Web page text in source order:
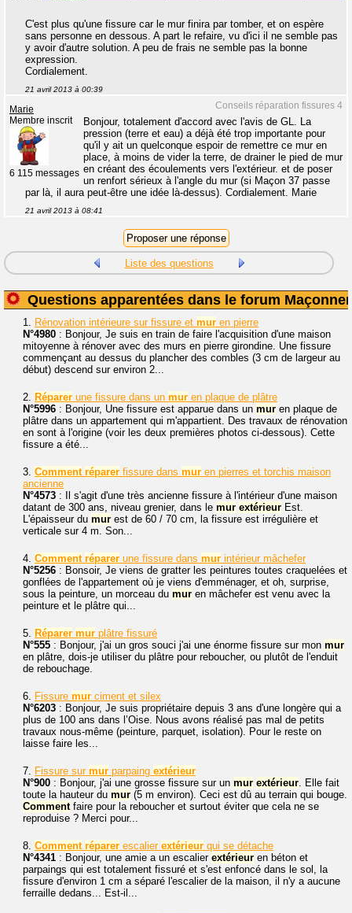
C'est plus qu'une fissure car le mur finira par tomber, et on espère
sans personne en dessous. A part le refaire, vu d'ici il ne semble pas
y avoir d'autre solution. A peu de frais ne semble pas la bonne
expression.
Cordialement.
21 avril 2013 à 00:39
Conseils réparation fissures 4
Marie
Membre inscrit
6 115 messages
Bonjour, totalement d'accord avec l'avis de GL. La
pression (terre et eau) a déjà été trop importante pour
qu'il y ait un quelconque espoir de remettre ce mur en
place, à moins de vider la terre, de drainer le pied de mur
en créant des écoulements vers l'extérieur. et de poser
un renfort sérieux à l'angle du mur (si Maçon 37 passe
par là, il aura peut-être une idée là-dessus). Cordialement. Marie
21 avril 2013 à 08:41
Liste des questions
Questions apparentées dans le forum
1. Rénovation intérieure sur fissure et mur en pierre
N°4980 : Bonjour, Je suis en train de faire l'acquisition d'une maison
mitoyenne à rénover avec des murs en pierre girondine. Une fissure
commençant au dessus du plancher des combles (3 cm de largeur au
début) descend sur environ 2...
2. Réparer une fissure dans un mur en plaque de plâtre
N°5996 : Bonjour, Une fissure est apparue dans un mur en plaque de
plâtre dans un appartement qui m'appartient. Des travaux de rénovation
en sont à l'origine (voir les deux premières photos ci-dessous). Cette
fissure a été...
3. Comment réparer fissure dans mur en pierres et torchis maison
ancienne
N°4573 : Il s'agit d'une très ancienne fissure à l'intérieur d'une maison
datant de 300 ans, niveau grenier, dans le mur extérieur Est.
L'épaisseur du mur est de 60 / 70 cm, la fissure est irrégulière et
verticale sur 4 m. Son...
4. Comment réparer une fissure dans mur intérieur mâchefer
N°5256 : Bonsoir, Je viens de gratter les peintures toutes craquelées et
gonflées de l'appartement où je viens d'emménager, et oh, surprise,
sous la peinture, un morceau du mur en mâchefer est venu avec la
peinture et le plâtre qui...
5. Réparer mur plâtre fissuré
N°555 : Bonjour, j'ai un gros souci j'ai une énorme fissure sur mon mur
en plâtre, dois-je utiliser du plâtre pour reboucher, ou plutôt de l'enduit
de rebouchage.
6. Fissure mur ciment et silex
N°6203 : Bonjour, Je suis propriétaire depuis 3 ans d'une longère qui a
plus de 100 ans dans l’Oise. Nous avons réalisé pas mal de petits
travaux nous-même (peinture, parquet, isolation). Pour le reste on
laisse faire les...
7. Fissure sur mur parpaing extérieur
N°900 : Bonjour, j'ai une grosse fissure sur un mur extérieur . Elle fait
toute la hauteur du mur (5 m environ). Ceci est dû au terrain qui bouge.
Comment faire pour la reboucher et surtout éviter que cela ne se
reproduise ? Merci pour...
8. Comment réparer escalier extérieur qui se détache
N°4341 : Bonjour, une amie a un escalier extérieur en béton et
parpaings qui est totalement fissuré et s'est enfoncé dans le sol, la
fissure d'environ 1 cm a séparé l'escalier de la maison, il n'y a aucune
ferraille dedans... Est-il...